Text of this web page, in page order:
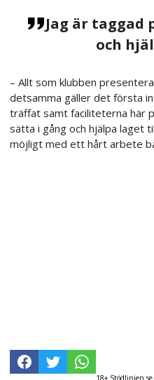
Jag är taggad
och
– Allt som klubben
detsamma gäller det första
träffat samt faciliteterna här
sätta i gång och hjälpa laget
möjligt med ett hårt arbete
18+ Stödlinjen.se